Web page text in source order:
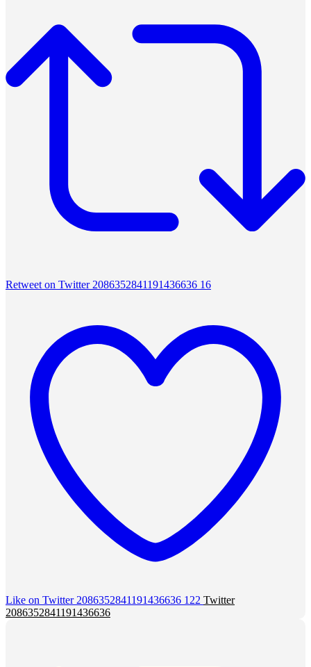
Retweet on Twitter 2086352841191436636 16
Like on Twitter 2086352841191436636 122 Twitter
2086352841191436636